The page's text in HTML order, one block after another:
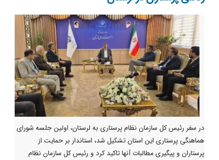
در سفر رئیس کل سازمان نظام پرستاری به لرستان، اولین جلسه شورای
هماهنگی پرستاری این استان تشکیل شد، استاندار بر حمایت از
پرستاران و پیگیری مطالبات آنها تاکید کرد و رئیس کل سازمان نظام